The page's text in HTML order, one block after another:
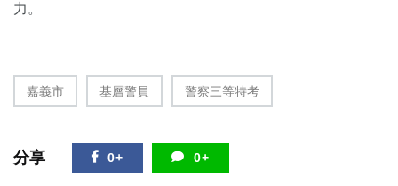
力。
嘉義市 基層警員 警察三等特考
分享 0+ 0+